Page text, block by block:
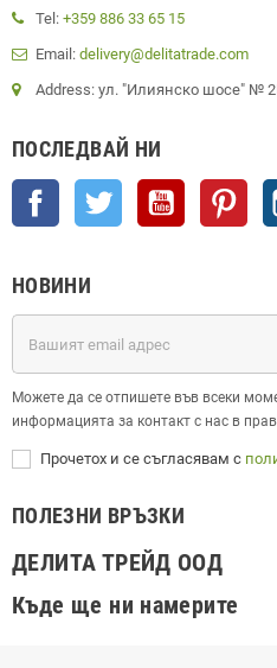
Tel: +359 886 33 65 15
Email: delivery@delitatrade.com
Address: ул. "Илиянско шосе" №
ПОСЛЕДВАЙ НИ
Facebook Twitter YouTube
НОВИНИ
Можете да се отпишете във всеки
информацията за контакт с нас в
Прочетох и се съгласявам с
ПОЛЕЗНИ ВРЪЗКИ
ДЕЛИТА ТРЕЙД ООД
Къде ще ни намерите